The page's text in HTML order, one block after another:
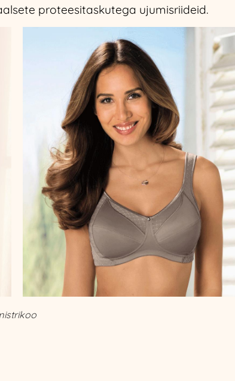
proteesitaskutega ujumisriideid.